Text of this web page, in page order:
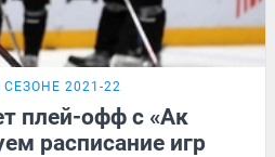
2021-22
плей-офф с «Ак
расписание игр